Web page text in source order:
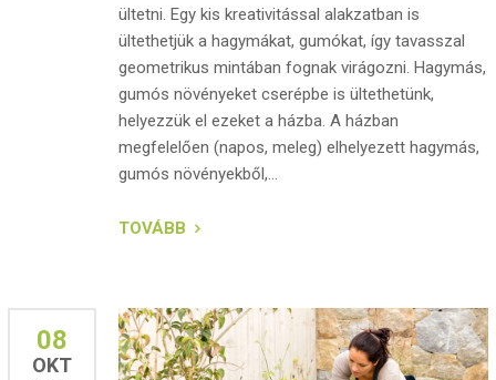
ültetni. Egy kis kreativitással alakzatban is
ültethetjük a hagymákat, gumókat, így tavasszal
geometrikus mintában fognak virágozni. Hagymás,
gumós növényeket cserépbe is ültethetünk,
helyezzük el ezeket a házba. A házban
megfelelően (napos, meleg) elhelyezett hagymás,
gumós növényekből,...
TOVÁBB
08
OKT